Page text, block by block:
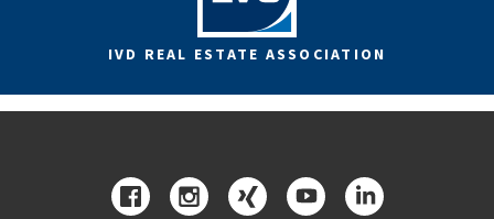
IVD REAL ESTATE ASSOCIATION